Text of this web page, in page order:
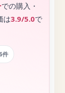
での購入・
は3.9/5.0で
件